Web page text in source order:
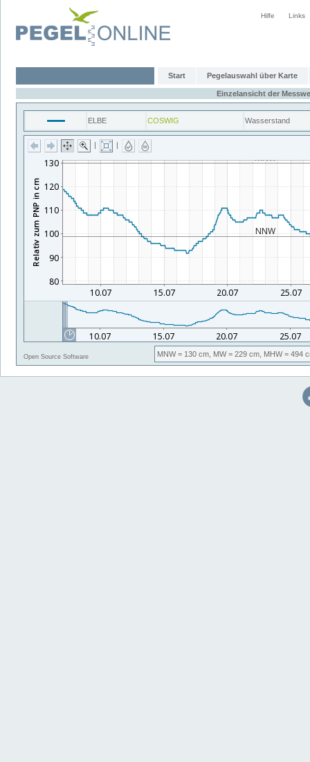
Hilfe Links
Start Pegelauswahl über Karte
Einzelansicht der
ELBE COSWIG Wasserstand
| |
Open Source Software MNW= 130 cm, MW= 229 cm, MHW= 494